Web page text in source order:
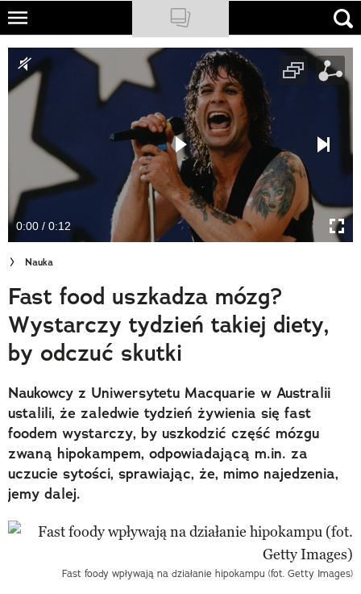
Skip
main
content
NATIONAL GEOGRAPHIC
TRAVELER
PODCASTY
Newsletter
Cuda Polski
Wielki Konkurs Fotograficzny
Trendbook Podróżniczy
Polecane
0:00 / 0:12
Nauka
Fast food uszkadza mózg?
Wystarczy tydzień takiej diety,
by odczuć skutki
Naukowcy z Uniwersytetu Macquarie w Australii
ustalili, że zaledwie tydzień żywienia się fast
foodem wystarczy, by uszkodzić część mózgu
zwaną hipokampem, odpowiadającą m.in. za
uczucie sytości, sprawiając, że, mimo najedzenia,
jemy dalej.
Fast foody wpływają na działanie hipokampu (fot. Getty Images)